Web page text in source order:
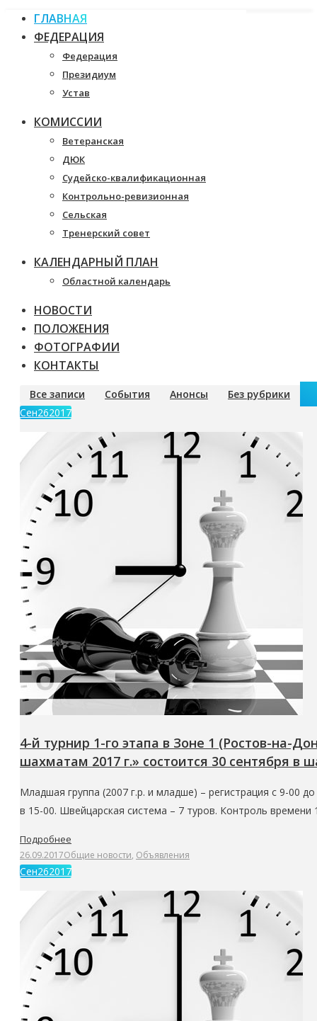
ГЛАВНАЯ
ФЕДЕРАЦИЯ
Федерация
Президиум
Устав
КОМИССИИ
Ветеранская
ДЮК
Судейско-квалификационная
Контрольно-ревизионная
Сельская
Тренерский совет
КАЛЕНДАРНЫЙ ПЛАН
Областной календарь
НОВОСТИ
ПОЛОЖЕНИЯ
ФОТОГРАФИИ
КОНТАКТЫ
Все записи События Анонсы
Без рубрики
Сен262017
4-й турнир 1-го этапа в Зоне 1 (Ростов-на-
шахматам 2017 г.» состоится 30 сентября в
Младшая группа (2007 г.р. и младше) – регистрация с 9-00
в 15-00. Швейцарская система – 7 туров. Контроль
Подробнее
26.09.2017Общие новости, Объявления
Сен262017